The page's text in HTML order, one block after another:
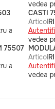
vedea
a
CASTI
Articol
vedea
75507
a
Articol
vedea